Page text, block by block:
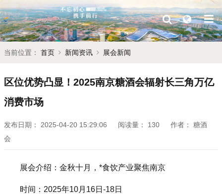
当前位置： 首页 新闻资讯 展会新闻
区位优势凸显！2025南京糖酒会辐射长三角万亿
消费市场
发布日期： 2025-04-20 15:29:06 阅读量： 130 作者：
糖酒
会
展会介绍：金秋十月，*食饮产业聚焦南京
时间：2025年10月16日-18日